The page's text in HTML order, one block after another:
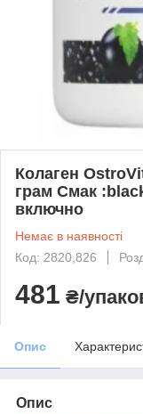
Колаген
грам Смак
включно
Немає в наявності
Код: 2820,826
481 ₴/
Опис
Опис